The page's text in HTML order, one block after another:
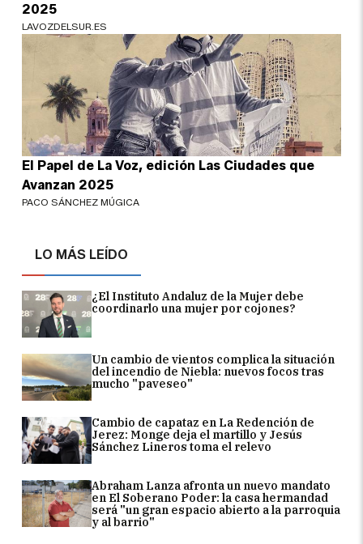
LO MÁS LEÍDO
¿El Instituto Andaluz de la Mujer debe
coordinarlo una mujer por cojones?
Un cambio de vientos complica la situación
del incendio de Niebla: nuevos focos tras
mucho "paveseo"
Cambio de capataz en La Redención de
Jerez: Monge deja el martillo y Jesús
Sánchez Lineros toma el relevo
Abraham Lanza afronta un nuevo mandato
en El Soberano Poder: la casa hermandad
será "un gran espacio abierto a la parroquia
y al barrio"
2025
LAVOZDELSUR.ES
El Papel de La Voz, edición Las Ciudades que
Avanzan 2025
PACO SÁNCHEZ MÚGICA